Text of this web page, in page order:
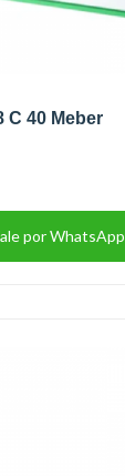
C 40 Meber
por WhatsApp